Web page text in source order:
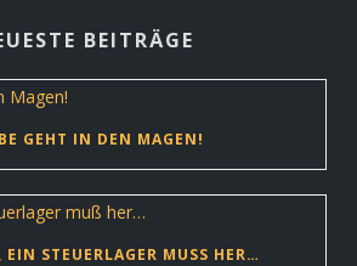
BEITRÄGE
GEHT IN DEN MAGEN!
STEUERLAGER MUSS HER…